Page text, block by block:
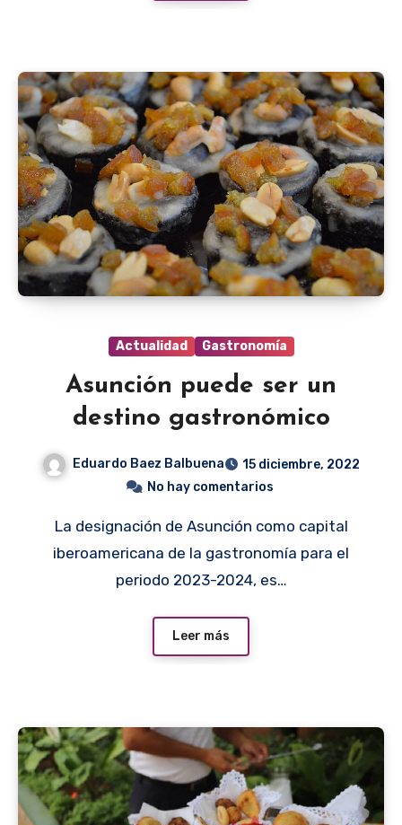
Actualidad Gastronomía
Asunción puede ser un
destino gastronómico
Eduardo Baez Balbuena
15 diciembre, 2022
No hay comentarios
La designación de Asunción como capital
iberoamericana de la gastronomía para el
periodo 2023-2024, es…
Leer más